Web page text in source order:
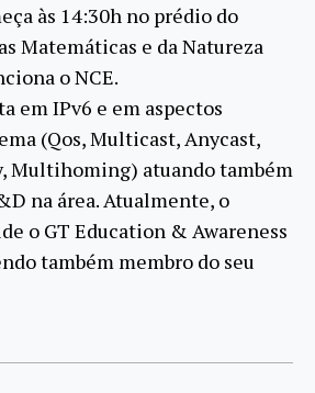
às 14:30h no prédio do
Matemáticas e da Natureza
o NCE.
em IPv6 e em aspectos
(Qos, Multicast, Anycast,
Multihoming) atuando também
na área. Atualmente, o
o GT Education & Awareness
também membro do seu